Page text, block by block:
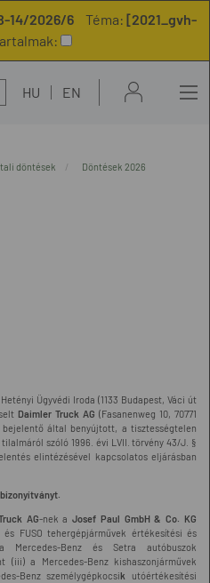
14/2026/6 Téma: [2021_gvh-
HU EN
döntések
Döntések 2026
Ügyvédi Iroda (1133 Budapest, Váci út
Daimler Truck AG (Fasanenweg 10, 70771
bejelentő által benyújtott, a tisztességtelen
szóló 1996. évi LVII. törvény 43/J. §
elintézésével kapcsolatos eljárásban
AG-nek a Josef Paul GmbH & Co. KG
FUSO tehergépjárművek értékesítési és
Mercedes-Benz és Setra autóbuszok
(iii) a Mercedes-Benz kishaszonjárművek
Benz személygépkocsik utóértékesítési